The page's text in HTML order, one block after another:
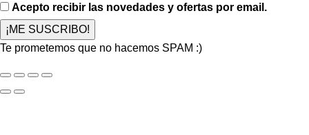
Acepto recibir las novedades y ofertas por email.
¡ME SUSCRIBO!
Te prometemos que no hacemos SPAM :)